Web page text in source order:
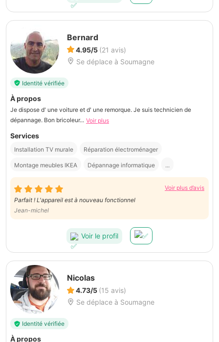
Bernard
4.95/5 (21 avis)
Se déplace à Soumagne
Identité vérifiée
À propos
Je dispose d' une voiture et d' une remorque. Je suis technicien de
dépannage. Bon bricoleur... Voir plus
Services
Installation TV murale Réparation électroménager
Montage meubles IKEA Dépannage informatique ...
Voir plus d’avis
Parfait ! L'appareil est à nouveau fonctionnel
Jean-michel
Voir le profil
Nicolas
4.73/5 (15 avis)
Se déplace à Soumagne
Identité vérifiée
À propos